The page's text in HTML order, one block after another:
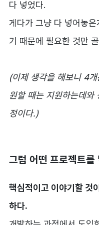
다 넣었다.
게다가 그냥 다 넣어놓
기 때문에 필요한 것만
(이제 생각을 해보니 4
원할 때는 지원하는데와
정이다.)
그럼 어떤 프로젝트를
핵심적이고 이야기할 것
하다.